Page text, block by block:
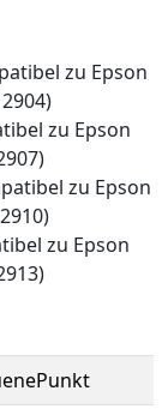
zu Epson
zu Epson
zu Epson
zu Epson